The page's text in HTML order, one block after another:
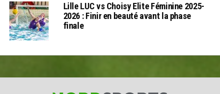
Lille LUC vs Choisy Elite Féminine 2025-
2026 : Finir en beauté avant la phase
finale